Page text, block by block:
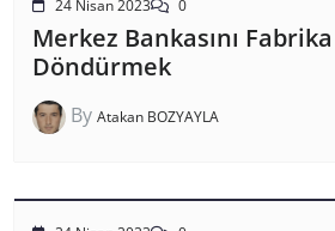
24 Nisan 2023 0
Merkez Bankasını
Döndürmek
By Atakan BOZYAYLA